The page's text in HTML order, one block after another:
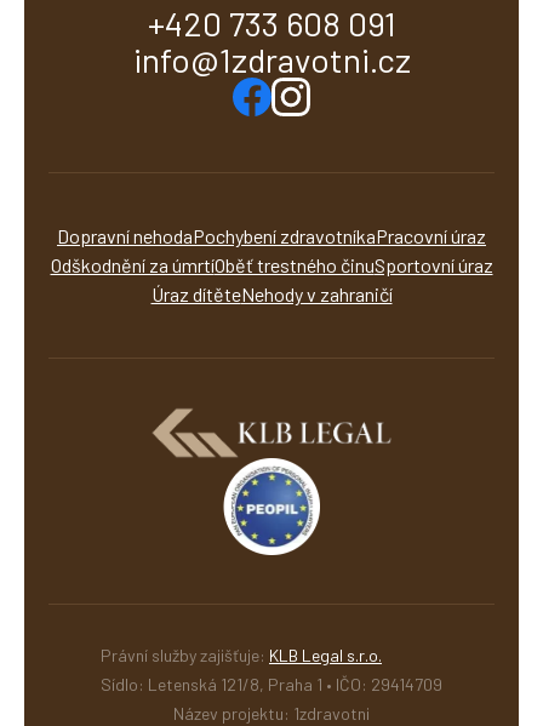
+420 733 608 091
info@1zdravotni.cz
Dopravní nehodaPochybení zdravotníkaPracovní úraz
Odškodnění za úmrtíOběť trestného činuSportovní úraz
Úraz dítěteNehody v zahraničí
Právní služby zajišťuje: KLB Legal s.r.o.
Sídlo: Letenská 121/8, Praha 1 • IČO: 29414709
Název projektu: 1zdravotni